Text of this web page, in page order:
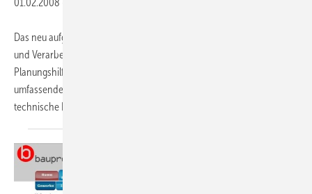
01.02.2008
Das neu aufgelegte Handbuch „Gestalten mit Glas“ bietet Architekten
und Verarbeitern aktuelle und ausführliche Informationen und
Planungshilfen zum Umgang mit dem Baustoff Glas. Das 405 Seiten
umfassende Kompendium zeigt aktualisierte Produktnormen,
technische Details der stark